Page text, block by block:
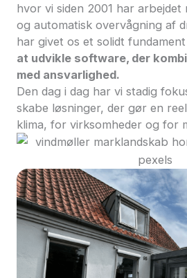
hvor vi siden 2001 har
og automatisk overvågning af
har givet os et solidt
at udvikle software, der
med ansvarlighed.
Den dag i dag har vi stadig
skabe løsninger, der gør en
klima, for virksomheder og for